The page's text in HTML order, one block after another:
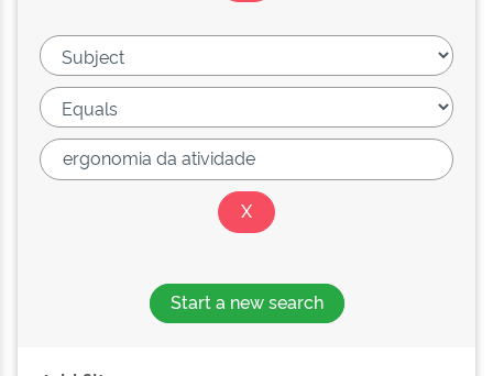
Start a new search